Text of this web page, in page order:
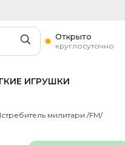
Открыто
круглосуточно
ИГРУШКИ
милитари /FM/